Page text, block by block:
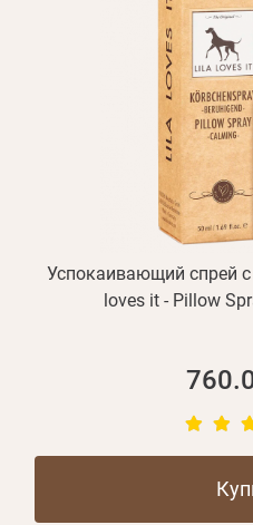
Успокаивающий спрей
loves it - Pillow